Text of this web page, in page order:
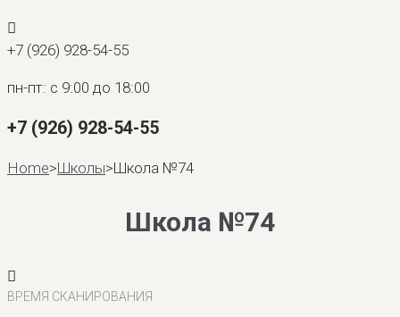
+7 (926) 928-54-55
пн-пт: с 9:00 до 18:00
+7 (926) 928-54-55
Home>Школы>Школа №74
Школа №74
ВРЕМЯ СКАНИРОВАНИЯ